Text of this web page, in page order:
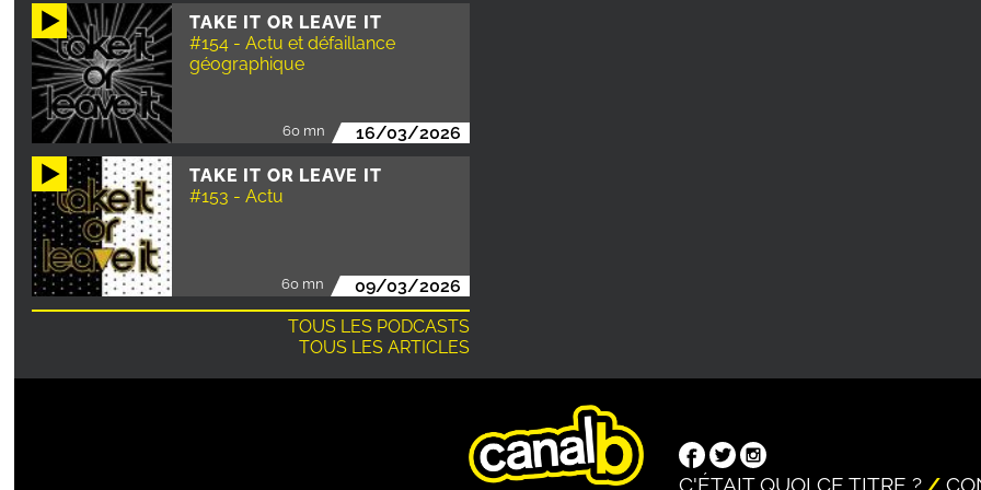
TAKE IT OR LEAVE IT
#154 - Actu et défaillance
géographique
60 mn 16/03/2026
TAKE IT OR LEAVE IT
#153 - Actu
60 mn
09/03/2026
TOUS LES PODCASTS
TOUS LES ARTICLES
C'ÉTAIT QUOI CE TITRE ?